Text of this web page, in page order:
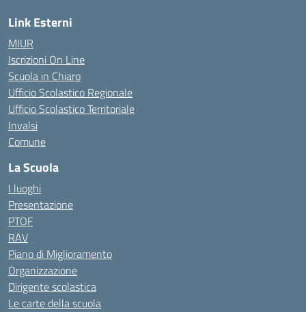
Link Esterni
MIUR
Iscrizioni On Line
Scuola in Chiaro
Ufficio Scolastico Regionale
Ufficio Scolastico Territoriale
Invalsi
Comune
La Scuola
I luoghi
Presentazione
PTOF
RAV
Piano di Miglioramento
Organizzazione
Dirigente scolastica
Le carte della scuola